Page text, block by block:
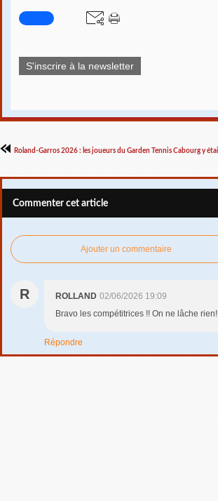
S'inscrire à la newsletter
Roland-Garros 2026 : les joueurs du Garden Tennis Cabourg y
Commenter cet article
Ajouter un commentaire
R ROLLAND 02/06/2026 19:09
Bravo les compétitrices !! On ne lâche
Répondre